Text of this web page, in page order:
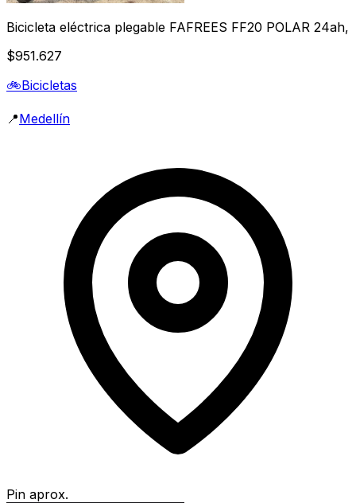
Bicicleta eléctrica plegable FAFREES FF20 POLAR 24ah,
$951.627
🚲Bicicletas
📍Medellín
Pin aprox.